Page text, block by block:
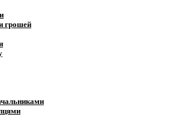
грошей